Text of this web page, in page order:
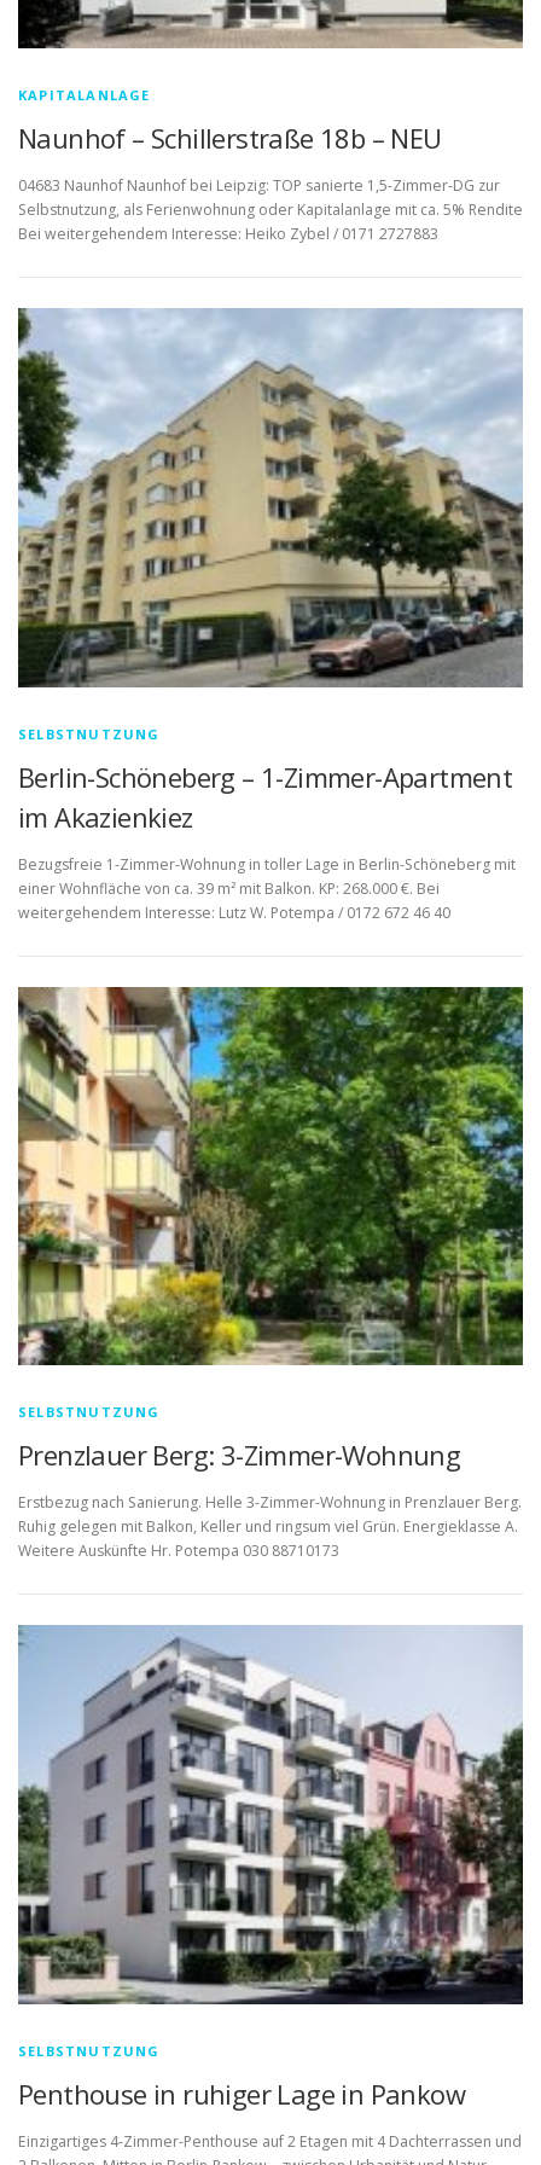
KAPITALANLAGE
Naunhof – Schillerstraße 18b – NEU
04683 Naunhof Naunhof bei Leipzig: TOP sanierte 1,5-Zimmer-DG zur
Selbstnutzung, als Ferienwohnung oder Kapitalanlage mit ca. 5% Rendite
Bei weitergehendem Interesse: Heiko Zybel / 0171 2727883
SELBSTNUTZUNG
Berlin-Schöneberg – 1-Zimmer-Apartment
im Akazienkiez
Bezugsfreie 1-Zimmer-Wohnung in toller Lage in Berlin-Schöneberg mit
einer Wohnfläche von ca. 39 m² mit Balkon. KP: 268.000 €. Bei
weitergehendem Interesse: Lutz W. Potempa / 0172 672 46 40
SELBSTNUTZUNG
Prenzlauer Berg: 3-Zimmer-Wohnung
Erstbezug nach Sanierung. Helle 3-Zimmer-Wohnung in Prenzlauer Berg.
Ruhig gelegen mit Balkon, Keller und ringsum viel Grün. Energieklasse A.
Weitere Auskünfte Hr. Potempa 030 88710173
SELBSTNUTZUNG
Penthouse in ruhiger Lage in Pankow
Einzigartiges 4-Zimmer-Penthouse auf 2 Etagen mit 4 Dachterrassen und